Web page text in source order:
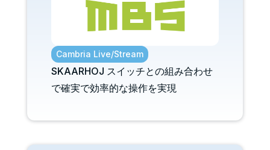
Cambria Live/Stream
SKAARHOJ スイッチとの組み合わせ
で確実で効率的な操作を実現